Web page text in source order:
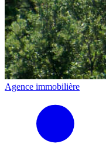
Agence immobilière